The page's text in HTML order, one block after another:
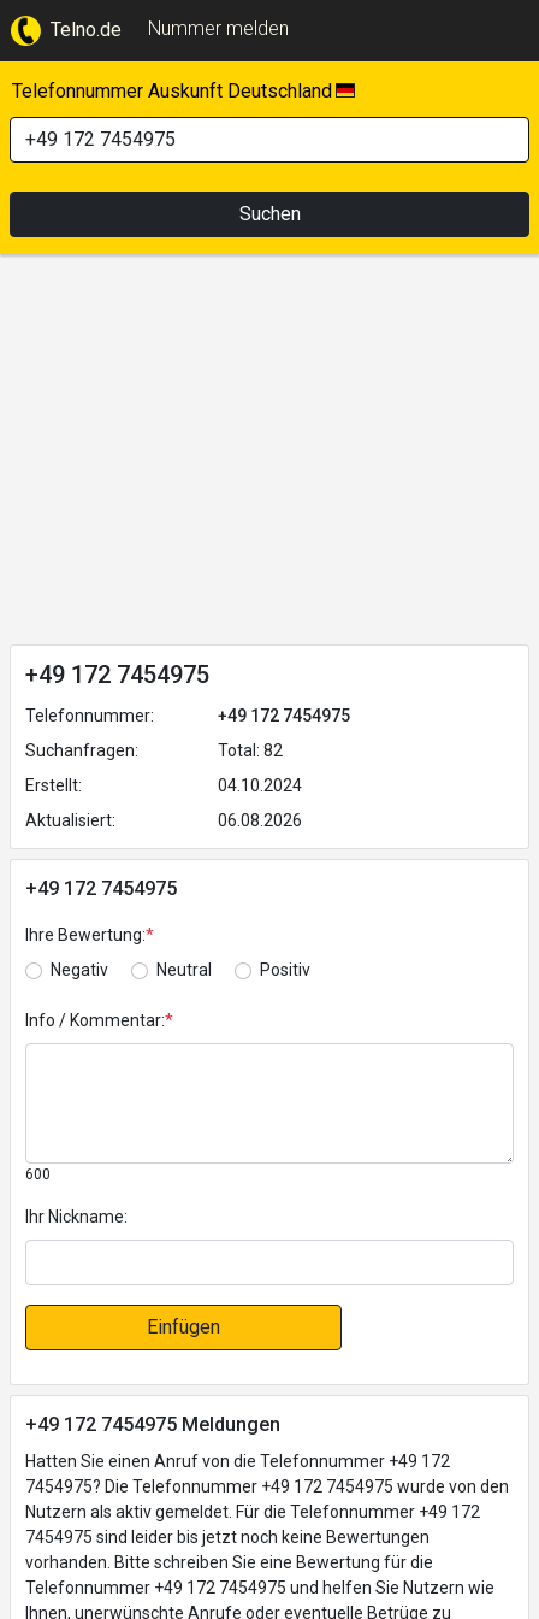
Telno.de Nummer melden
Telefonnummer Auskunft Deutschland
Suchen
+49 172 7454975
Telefonnummer:
+49 172 7454975
Suchanfragen:
Total: 82
Erstellt:
04.10.2024
Aktualisiert:
06.08.2026
+49 172 7454975
Ihre Bewertung:*
Negativ
Neutral Positiv
Info / Kommentar:*
600
Ihr Nickname:
Einfügen
+49 172 7454975 Meldungen
Hatten Sie einen Anruf von die Telefonnummer +49 172
7454975? Die Telefonnummer +49 172 7454975 wurde von den
Nutzern als aktiv gemeldet. Für die Telefonnummer +49 172
7454975 sind leider bis jetzt noch keine Bewertungen
vorhanden. Bitte schreiben Sie eine Bewertung für die
Telefonnummer +49 172 7454975 und helfen Sie Nutzern wie
Ihnen, unerwünschte Anrufe oder eventuelle Betrüge zu